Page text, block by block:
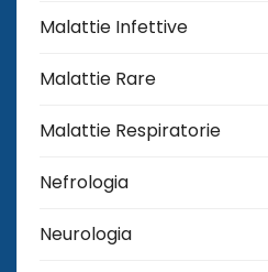
Malattie Infettive
Malattie Rare
Malattie Respiratorie
Nefrologia
Neurologia